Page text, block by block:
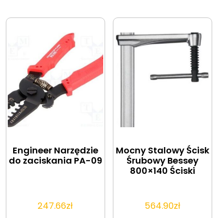
Engineer Narzędzie
do zaciskania PA-09
247.66zł
Mocny Stalowy Ścisk
Śrubowy Bessey
800×140 Ściski
564.90zł